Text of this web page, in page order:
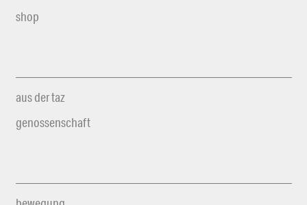
shop
aus der taz
genossenschaft